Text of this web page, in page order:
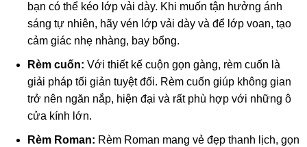
bạn có thể kéo lớp vải dày. Khi muốn tận hưởng ánh
sáng tự nhiên, hãy vén lớp vải dày và để lớp voan, tạo
cảm giác nhẹ nhàng, bay bổng.
Rèm cuốn: Với thiết kế cuộn gọn gàng, rèm cuốn là
giải pháp tối giản tuyệt đối. Rèm cuốn giúp không gian
trở nên ngăn nắp, hiện đại và rất phù hợp với những ô
cửa kính lớn.
Rèm Roman: Rèm Roman mang vẻ đẹp thanh lịch, gọn